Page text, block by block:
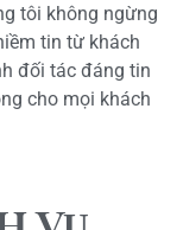
tôi không ngừng
tin từ khách
đối tác đáng tin
cho mọi khách